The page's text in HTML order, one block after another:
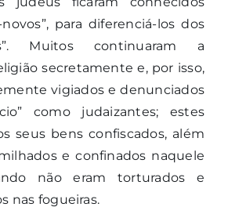
para diferenciá-los dos
Muitos continuaram a
secretamente e, por isso,
vigiados e denunciados
como judaizantes; estes
seus bens confiscados, além
e confinados naquele
não eram torturados e
nas fogueiras.